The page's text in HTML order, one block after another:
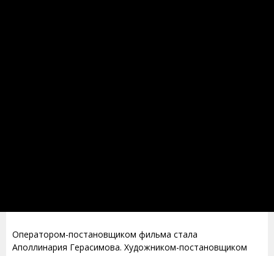
Оператором-постановщиком фильма стала
Аполлинария Герасимова. Художником-постановщиком